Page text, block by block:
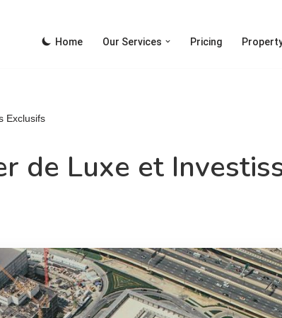
Home Our Services Pricing
Exclusifs
de Luxe et